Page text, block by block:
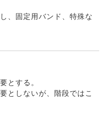
、固定用バンド、特殊な
とする。
としないが、階段ではこ